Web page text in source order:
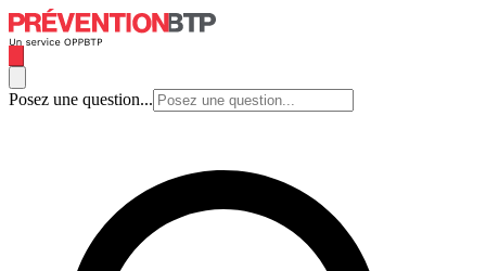
Posez une question...